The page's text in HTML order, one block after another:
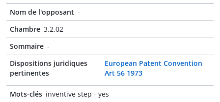
Nom de l'opposant -
Chambre 3.2.02
Sommaire -
Dispositions juridiques
pertinentes
European Patent Convention
Art 56 1973
Mots-clés inventive step - yes